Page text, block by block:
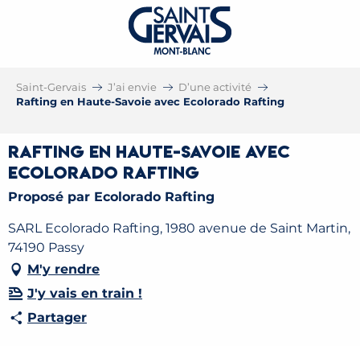
Saint-Gervais J’ai envie
D’une activité
Rafting en Haute-Savoie avec Ecolorado Rafting
Rafting en Haute-Savoie avec
Ecolorado Rafting
Proposé par Ecolorado Rafting
SARL Ecolorado Rafting, 1980 avenue de Saint Martin,
74190 Passy
M'y rendre
J'y vais en train !
Partager